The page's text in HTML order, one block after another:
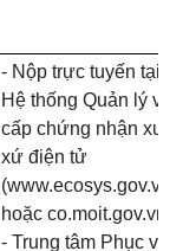
- Nộp trực tuyến tại
Hệ thống Quản lý và
cấp chứng nhận xuất
xứ điện tử
(www.ecosys.gov.vn
hoặc co.moit.gov.vn);
- Trung tâm Phục vụ